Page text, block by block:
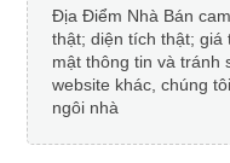
Địa Điểm Nhà Bán
thật; diện tích thật; giá
mật thông tin và tránh
website khác, chúng
ngôi nhà